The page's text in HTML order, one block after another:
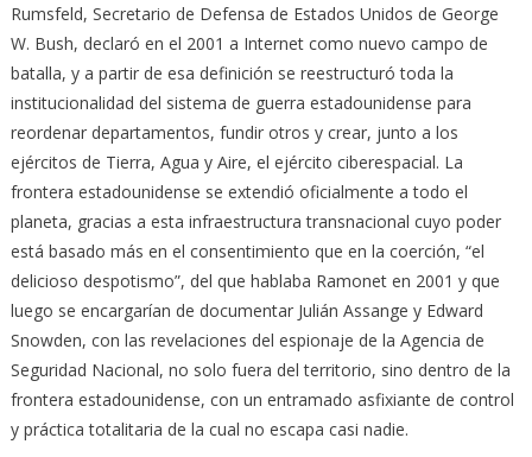
Rumsfeld, Secretario de Defensa de Estados Unidos de George
W. Bush, declaró en el 2001 a Internet como nuevo campo de
batalla, y a partir de esa definición se reestructuró toda la
institucionalidad del sistema de guerra estadounidense para
reordenar departamentos, fundir otros y crear, junto a los
ejércitos de Tierra, Agua y Aire, el ejército ciberespacial. La
frontera estadounidense se extendió oficialmente a todo el
planeta, gracias a esta infraestructura transnacional cuyo poder
está basado más en el consentimiento que en la coerción, “el
delicioso despotismo”, del que hablaba Ramonet en 2001 y que
luego se encargarían de documentar Julián Assange y Edward
Snowden, con las revelaciones del espionaje de la Agencia de
Seguridad Nacional, no solo fuera del territorio, sino dentro de la
frontera estadounidense, con un entramado asfixiante de control
y práctica totalitaria de la cual no escapa casi nadie.